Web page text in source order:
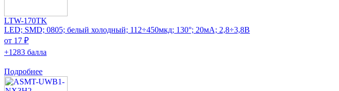
LTW-170TK
LED; SMD; 0805; белый холодный; 112÷450мкд; 130°; 20мА; 2,8÷3,8В
от 17 ₽
+1283 балла
Подробнее